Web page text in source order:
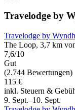
Travelodge by
Travelodge by
The Loop, 3,7 km
7,6/10
Gut
(2.744 Bewertungen)
115 €
inkl. Steuern &
9. Sept.–10. Sept.